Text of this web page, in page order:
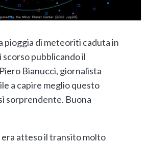
pioggia di meteoriti caduta in
scorso pubblicando il
Bianucci, giornalista
a capire meglio questo
sorprendente. Buona
atteso il transito molto